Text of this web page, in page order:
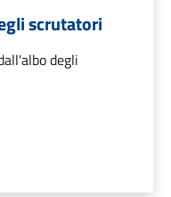
scrutatori
degli